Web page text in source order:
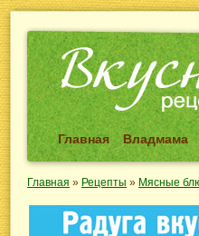
Главная Владмама
Главная » Рецепты » Мясные